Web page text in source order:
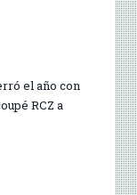
el año con
RCZ a